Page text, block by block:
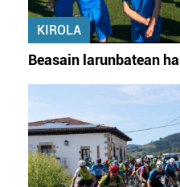
KIROLA
Beasain larunbatean